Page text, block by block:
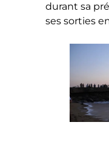
durant sa
ses sorties